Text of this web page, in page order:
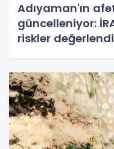
Adıyaman'ın
güncelleniyor:
riskler